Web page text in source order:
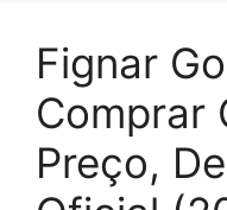
Fignar
Comprar
Preço,